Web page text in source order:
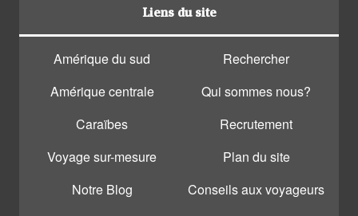
Liens du site
Amérique du sud
Amérique centrale
Caraïbes
Voyage sur-mesure
Notre Blog
Rechercher
Qui sommes nous?
Recrutement
Plan du site
Conseils aux voyageurs